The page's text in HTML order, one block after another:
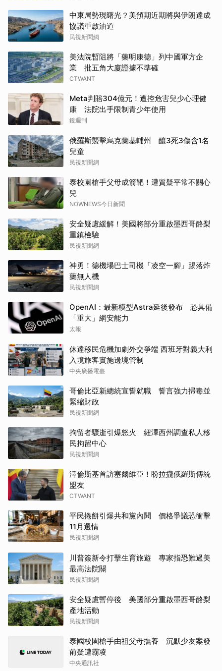
中東局勢現曙光？美預期近期將與伊朗達成
協議重啟油道
民視新聞網
美法院暫阻將「藥明康德」列中國軍方企
業 批五角大廈證據不準確
CTWANT
Meta判賠304億元！遭控危害兒少心理健
康 法院出手限制青少年使用
鏡週刊
俄羅斯襲擊烏克蘭基輔州 釀3死3傷含1名
兒童
民視新聞網
泰校園槍手父母成箭靶！遭質疑平常不關心
兒
NOWNEWS今日新聞
安全疑慮緩解！美國將部分重啟墨西哥酪梨
重鎮檢驗
民視新聞網
神勇！德機場巴士司機「凌空一腳」踢落炸
藥無人機
民視新聞網
OpenAI：最新模型Astra延後發布 恐具備
「重大」網安能力
太報
休達移民危機加劇外交爭端 西班牙對義大利
入境旅客實施邊境管制
中央廣播電臺
哥倫比亞新總統宣誓就職 誓言強力掃毒並
緊縮財政
民視新聞網
拘留者驟逝引爆怒火 紐澤西州調查私人移
民拘留中心
民視新聞網
澤倫斯基首訪塞爾維亞！盼拉攏俄羅斯傳統
盟友
CTWANT
平民捲餅引爆共和黨內鬨 價格爭議恐衝擊
11月選情
民視新聞網
川普簽新令打擊生育旅遊 專家指恐難過美
最高法院關
民視新聞網
安全疑慮暫停後 美國部分重啟墨西哥酪梨
產地活動
民視新聞網
泰國校園槍手由祖父母撫養 沉默少友案發
前疑遭霸凌
中央通訊社